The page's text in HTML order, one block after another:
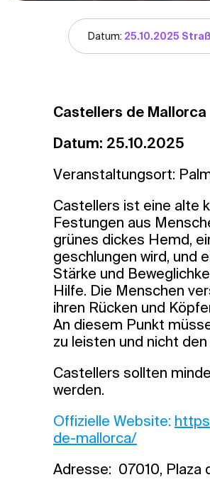
Datum: 25.10.2025
Castellers de Mallorca
Datum: 25.10.2025
Veranstaltungsort:
Castellers ist eine alte
Festungen aus
grünes dickes Hemd,
geschlungen wird, und
Stärke und
Hilfe. Die Menschen
ihren Rücken und
An diesem Punkt
zu leisten und nicht
Castellers sollten
werden.
Offizielle Website:
de-mallorca/
Adresse: 07010, Plaza